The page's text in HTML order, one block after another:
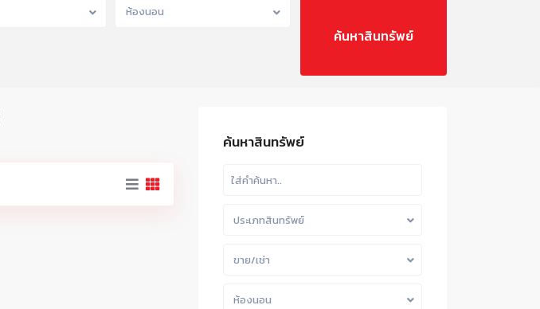
ห้องนอน
ค้นหาสินทรัพย์
ประเภทสินทรัพย์
ขาย/เช่า
ห้องนอน